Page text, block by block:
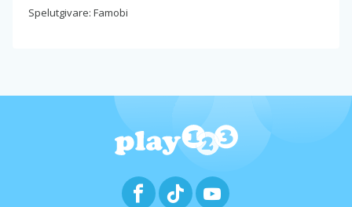
Spelutgivare: Famobi